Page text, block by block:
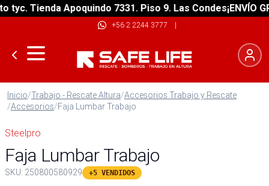
Tienda Apoquindo 7331. Piso 9. Las Condes¡ENVÍO
+56 2 2244 3777 |
Inicio/Trabajo - Rescate Altura/Accesorios Trabajo y Rescate
/Accesorios/Faja Lumbar Trabajo
Steelpro
Faja Lumbar Trabajo
SKU: 250800580929 +5 VENDIDOS